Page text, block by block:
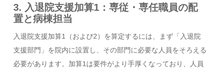
3. 入退院支援加算1：専従・専任職員の配
置と病棟担当
入退院支援加算1（および2）を算定するには、まず「入退院
支援部門」を院内に設置し、その部門に必要な人員をそろえる
必要があります。加算1は要件がより手厚くなっており、人員